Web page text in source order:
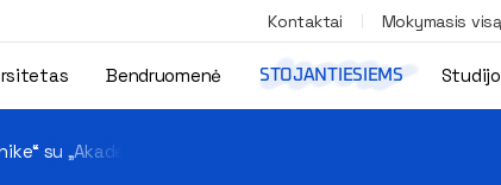
Kontaktai Mokymasis
Bendruomenė STOJANTIESIEMS
su „Akademija@Kauno Tiltai“